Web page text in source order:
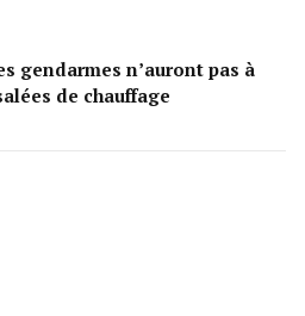
gendarmes n’auront pas à
de chauffage